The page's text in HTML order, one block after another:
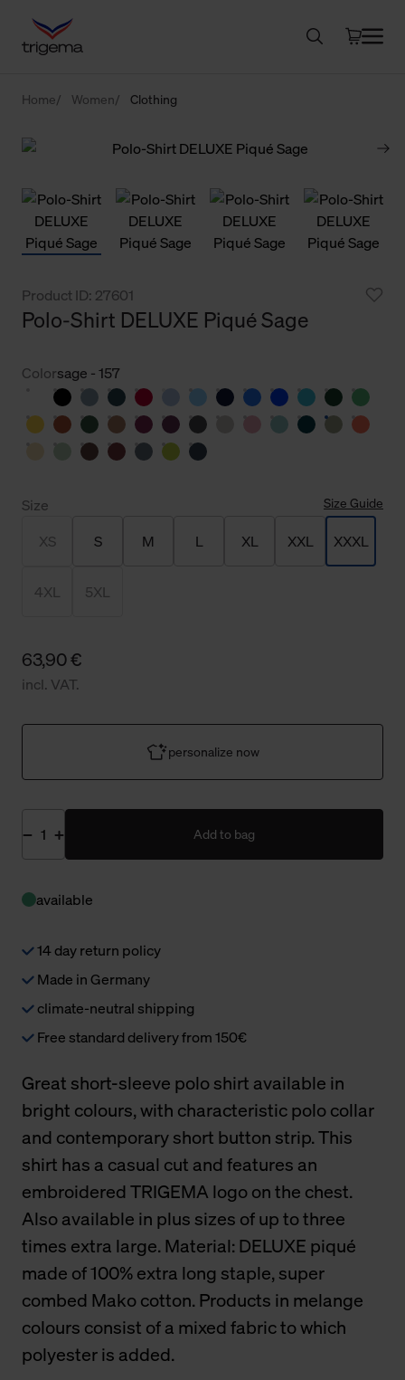
Home Women Clothing
Product ID: 27601
Polo-Shirt DELUXE Piqué Sage
Colorsage - 157
Size Size Guide
XS S M L XL XXL XXXL
4XL 5XL
63,90 €
incl. VAT.
personalize now
Add to bag
available
14 day return policy
Made in Germany
climate-neutral shipping
Free standard delivery from 150€
Great short-sleeve polo shirt available in
bright colours, with characteristic polo collar
and contemporary short button strip. This
shirt has a casual cut and features an
embroidered TRIGEMA logo on the chest.
Also available in plus sizes of up to three
times extra large. Material: DELUXE piqué
made of 100% extra long staple, super
combed Mako cotton. Products in melange
colours consist of a mixed fabric to which
polyester is added.